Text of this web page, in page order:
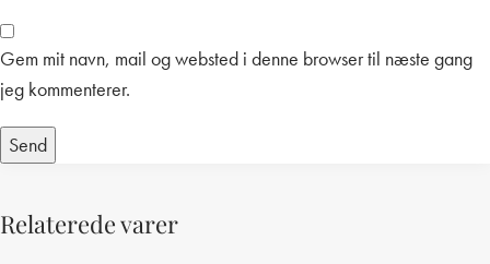
Gem mit navn, mail og websted i denne browser til næste gang
jeg kommenterer.
Relaterede varer